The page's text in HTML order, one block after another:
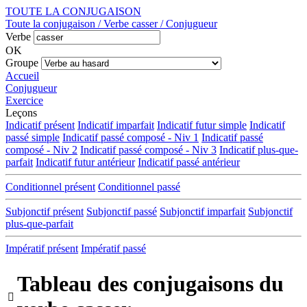
TOUTE LA CONJUGAISON
Toute la conjugaison / Verbe casser / Conjugueur
Verbe
OK
Groupe
Accueil
Conjugueur
Exercice
Leçons
Indicatif présent Indicatif imparfait Indicatif futur simple Indicatif
passé simple Indicatif passé composé - Niv 1 Indicatif passé
composé - Niv 2 Indicatif passé composé - Niv 3 Indicatif plus-que-
parfait Indicatif futur antérieur Indicatif passé antérieur
Conditionnel présent Conditionnel passé
Subjonctif présent Subjonctif passé Subjonctif imparfait Subjonctif
plus-que-parfait
Impératif présent Impératif passé

Tableau des conjugaisons du